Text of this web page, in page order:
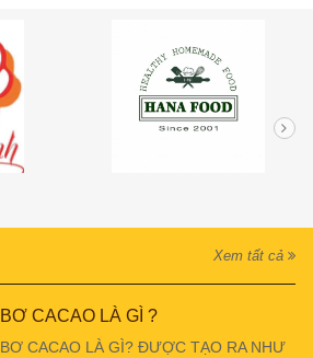
Xem tất cả
BƠ CACAO LÀ GÌ ?
BƠ CACAO LÀ GÌ? ĐƯỢC TẠO RA NHƯ